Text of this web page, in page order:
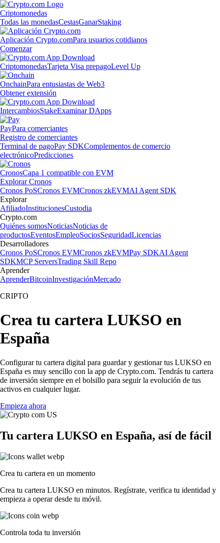
Criptomonedas
Todas las monedasCestasGanarStaking
Aplicación Crypto.comPara usuarios cotidianos
Comenzar
CriptomonedasTarjeta Visa prepagoLevel Up
OnchainPara entusiastas de Web3
Obtener extensión
IntercambiosStakeExaminar DApps
PayPara comerciantes
Registro de comerciantes
Terminal de pagoPay SDKComplementos de comercio
electrónicoPredicciones
CronosCapa 1 compatible con EVM
Explorar Cronos
Cronos PoSCronos EVMCronos zkEVMAI Agent SDK
Explorar
AfiliadoInstitucionesCustodia
Crypto.com
Quiénes somosNoticiasNoticias de
productosEventosEmpleoSociosSeguridadLicencias
Desarrolladores
Cronos PoSCronos EVMCronos zkEVMPay SDKAI Agent
SDKMCP ServersTrading Skill Repo
Aprender
AprenderBitcoinInvestigaciónMercado
CRIPTO
Crea tu cartera LUKSO en
España
Configurar tu cartera digital para guardar y gestionar tus LUKSO en
España es muy sencillo con la app de Crypto.com. Tendrás tu cartera
de inversión siempre en el bolsillo para seguir la evolución de tus
activos en cualquier lugar.
Empieza ahora
Tu cartera LUKSO en España, así de fácil
Crea tu cartera en un momento
Crea tu cartera LUKSO en minutos. Regístrate, verifica tu identidad y
empieza a operar desde tu móvil.
Controla toda tu inversión